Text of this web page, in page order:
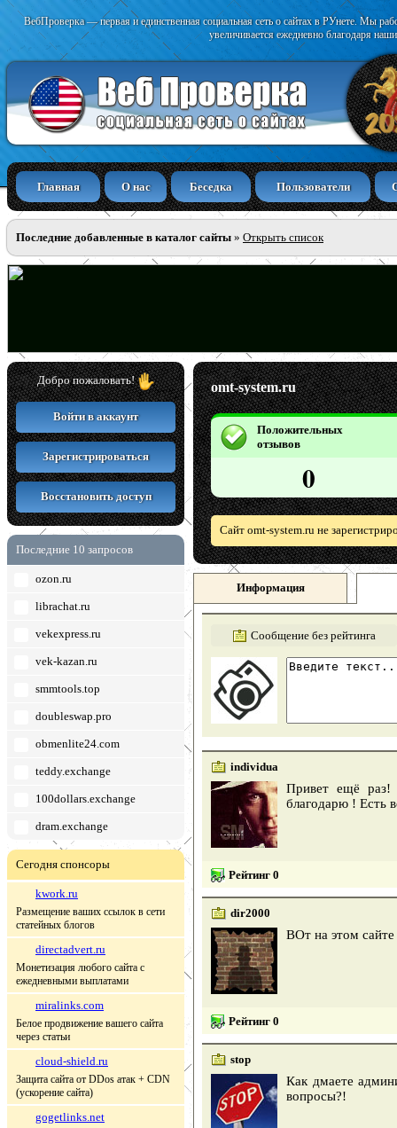
ВебПроверка — первая и единственная социальная сеть о сайтах в РУнете. Мы
увеличивается ежедневно благодаря
Главная О нас Беседка Пользователи
Последние добавленные в каталог сайты » Открыть список
Добро пожаловать!
Войти в аккаунт
Зарегистрироваться
Восстановить доступ
Последние 10 запросов
ozon.ru
librachat.ru
vekexpress.ru
vek-kazan.ru
smmtools.top
doubleswap.pro
obmenlite24.com
teddy.exchange
100dollars.exchange
dram.exchange
Сегодня спонсоры
kwork.ru
Размещение ваших ссылок в сети
статейных блогов
directadvert.ru
Монетизация любого сайта с
ежедневными выплатами
miralinks.com
Белое продвижение вашего сайта
через статьи
cloud-shield.ru
Защита сайта от DDos атак + CDN
(ускорение сайта)
gogetlinks.net
omt-system.ru
Положительных
отзывов
0
Сайт omt-system.ru не
Информация
Сообщение без рейтинга
individua
Привет ещё раз!
благодарю ! Есть
Рейтинг 0
dir2000
ВОт на этом
Рейтинг 0
stop
Как дмаете
вопросы?!